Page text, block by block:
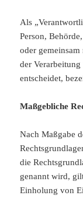
Als
Person,
oder
der
entscheidet,
Maßgebliche
Nach Maßgabe
die
genannt wird,
Einholung von